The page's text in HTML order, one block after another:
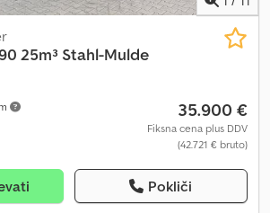
25m³ Stahl-Mulde
35.900 €
Fiksna cena plus DDV
(42.721 € bruto)
Pokliči